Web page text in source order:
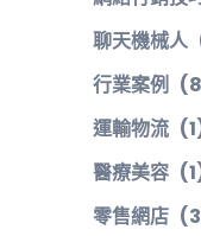
聊天機械人
行業案例
運輸物流
醫療美容
零售網店